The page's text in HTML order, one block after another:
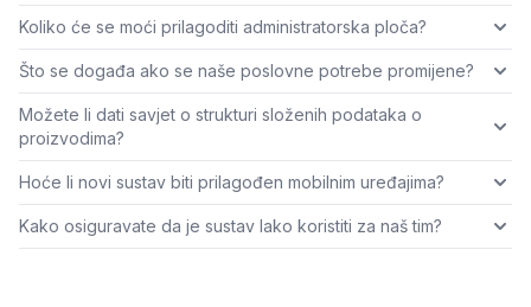
Koliko će se moći prilagoditi administratorska ploča?
Što se događa ako se naše poslovne potrebe promijene?
Možete li dati savjet o strukturi složenih podataka o
proizvodima?
Hoće li novi sustav biti prilagođen mobilnim uređajima?
Kako osiguravate da je sustav lako koristiti za naš tim?